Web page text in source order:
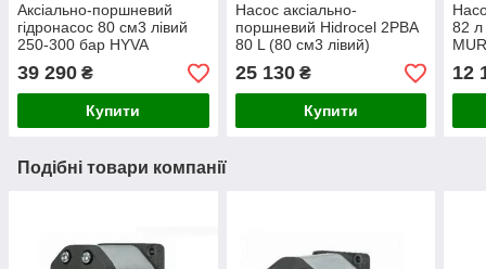
Аксіально-поршневий
гідронасос 80 см3 лівий
250-300 бар HYVA
14569007
39 290 ₴
Купити
Насос аксіально-
поршневий Hidrocel 2PBA
80 L (80 см3 лівий)
25 130₴
Купити
82 л
12
Подібні товари компанії